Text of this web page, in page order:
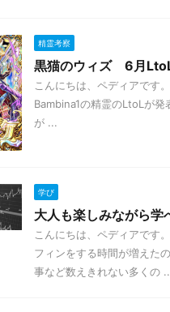
精霊考察
黒猫のウィズ 6月
こんにちは、ペディアです
Bambina1の精霊のLtoLが
が ...
学び
大人も楽しみながら
こんにちは、ペディアです
フィンをする時間が増えた
事など数えきれない多くの